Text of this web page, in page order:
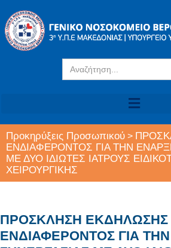
Search
for:
Προκηρύξεις Προσωπικού >
ΕΝΔΙΑΦΕΡΟΝΤΟΣ ΓΙΑ ΤΗΝ
ΜΕ ΔΥΟ ΙΔΙΩΤΕΣ ΙΑΤΡΟΥΣ
ΧΕΙΡΟΥΡΓΙΚΗΣ
ΠΡΟΣΚΛΗΣΗ ΕΚΔΗΛΩΣΗΣ
ΕΝΔΙΑΦΕΡΟΝΤΟΣ ΓΙΑ